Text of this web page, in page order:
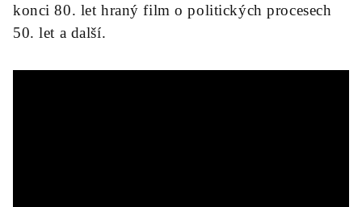
konci 80. let hraný film o politických procesech
50. let a další.